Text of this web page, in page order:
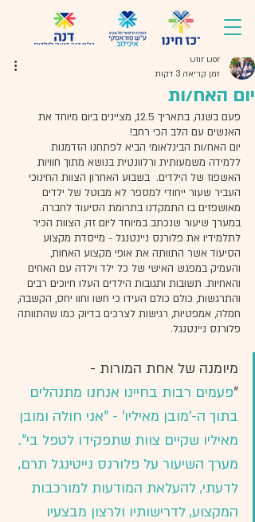
יום האח/ות
Ofir Dor
זמן קריאה 3 דקות
פעם בשנה, בתאריך 12.5, מציינים ביום מיוחד את
האנשים עם הלב הכי רחב!
יום האח/ות הבינלאומי הביא לפתחנו הזדמנות
ללמידה משמעותית ורלוונטית בנושא מתוך חוויות
האשפוז של הילדים.  בשבוע האחרון הצוות החינוכי
העביר שעור ייחודי למספר לא מבוטל של ילדים
מאושפזים בו התמקדנו בתרומת הסיעוד לחברה.
במערך שיעור שנכתב במיוחד ליום זה, הצוות הכיר
לתלמידיו את פלורנס ניינטנגל - מייסדת מקצוע
הסיעוד אשר התוותה את אופי מקצוע האחות,
והעמיק במפגש האישי של כל ילד וילדה עם האחים
והאחיות. תשובות ותגובות הילדים העלו חיוכים רבים
והתרגשות, כולם כולם העידו כי חשו וחוו יחס, הקשבה,
חמלה, אמפטיות, רגישות לצרכים בדיוק כמו שהתוותה
פלורנס ניינטנגל.
מיומנה של אחת המורות -
"פעמים רבות בחיינו אנחנו מתנהלים
בתוך ה-'מובן מאיליו' - "אני חולה ומובן
מאיליו שקיים צוות שתפקידו לטפל בי".
מערך השיעור על פלורנס נייטינגל תרם,
לדעתי, להעלאת המודעות למורכבות
המקצוע, לדרישותיו ולרצון מבצעיו